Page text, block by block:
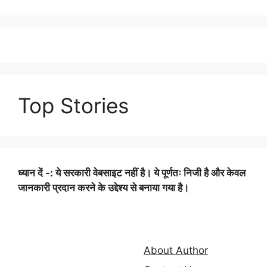
Top Stories
ध्यान दें -: ये सरकारी वेबसाइट नहीं है। ये पूर्णतः निजी है और केवल
जानकारी प्रदान करने के उद्देश्य से बनाया गया है।
About Author